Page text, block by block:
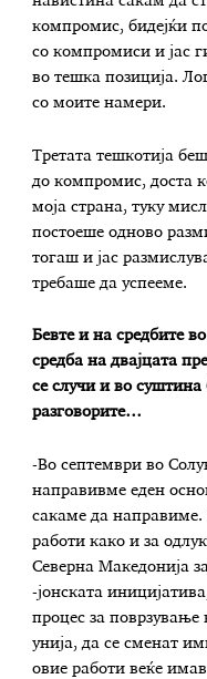
компромис, бидејќи
со компромиси и јас
во тешка позиција.
со моите намери.
Третата тешкотија
до компромис, доста
моја страна, туку
постоеше одново
тогаш и јас
требаше да успееме.
Бевте и на средбите
средба на двајцата
се случи и во
разговорите…
-Во септември во
направивме еден
сакаме да направиме.
работи како и за
Северна Македонија
-јонската
процес за поврзување
унија, да се сменат
овие работи веќе